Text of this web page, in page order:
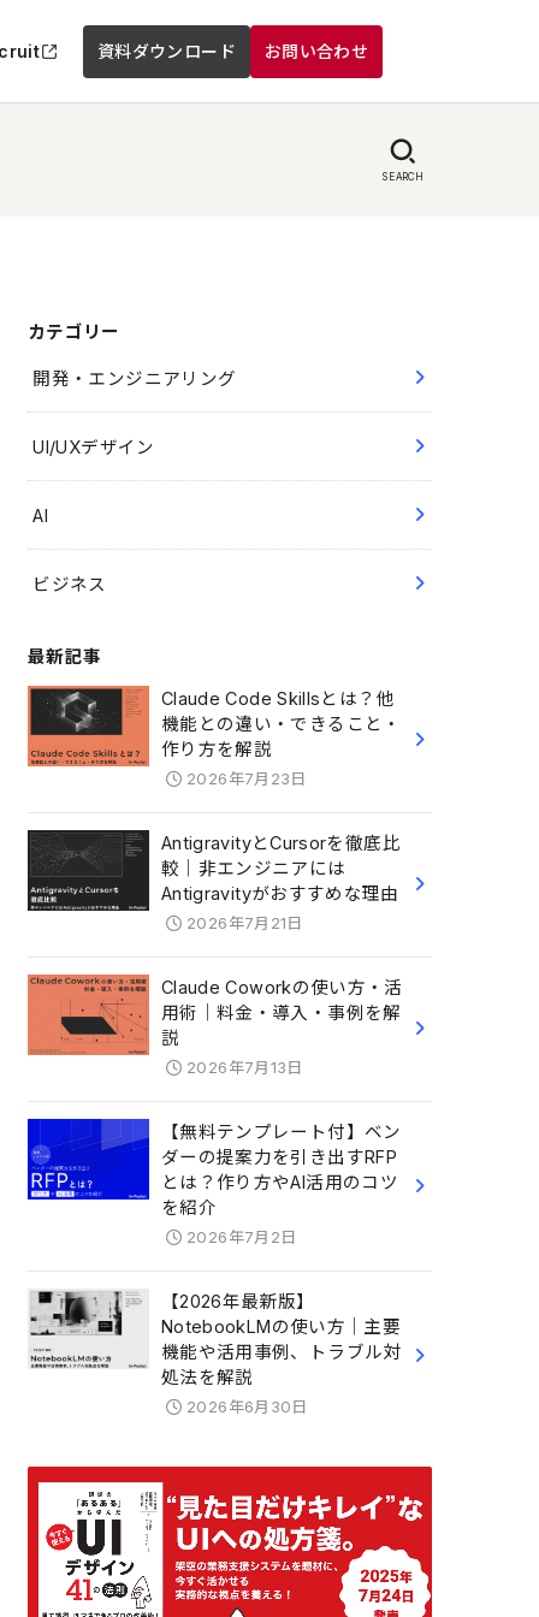
資料ダウンロード お問い合わせ
SEARCH
カテゴリー
開発・エンジニアリング
UI/UXデザイン
AI
ビジネス
最新記事
Claude Code Skillsとは？他
機能との違い・できること・
作り方を解説
2026年7月23日
AntigravityとCursorを徹底比
較｜非エンジニアには
Antigravityがおすすめな理由
2026年7月21日
Claude Coworkの使い方・活
用術｜料金・導入・事例を解
説
2026年7月13日
【無料テンプレート付】ベン
ダーの提案力を引き出すRFP
とは？作り方やAI活用のコツ
を紹介
2026年7月2日
【2026年最新版】
NotebookLMの使い方｜主要
機能や活用事例、トラブル対
処法を解説
2026年6月30日